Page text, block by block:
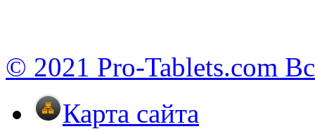
© 2021 Pro-Tablets.com
Карта сайта